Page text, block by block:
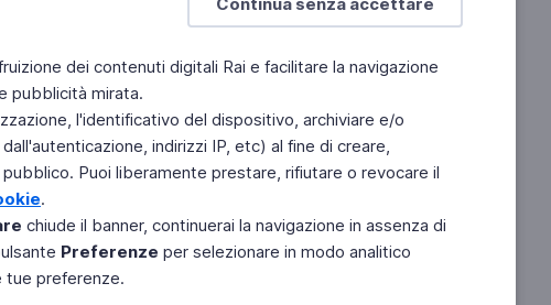
dei contenuti digitali Rai e facilitare la navigazione
pubblicità mirata.
l'identificativo del dispositivo, archiviare e/o
indirizzi IP, etc) al fine di creare,
Puoi liberamente prestare, rifiutare o revocare il
.
chiude il banner, continuerai la navigazione in assenza di
Preferenze per selezionare in modo analitico
tue preferenze.